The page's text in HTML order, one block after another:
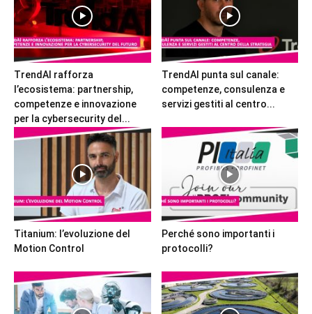
TrendAI rafforza
l’ecosistema: partnership,
competenze e innovazione
per la cybersecurity del...
TrendAI punta sul canale:
competenze, consulenza e
servizi gestiti al centro...
Titanium: l’evoluzione del
Motion Control
Perché sono importanti i
protocolli?